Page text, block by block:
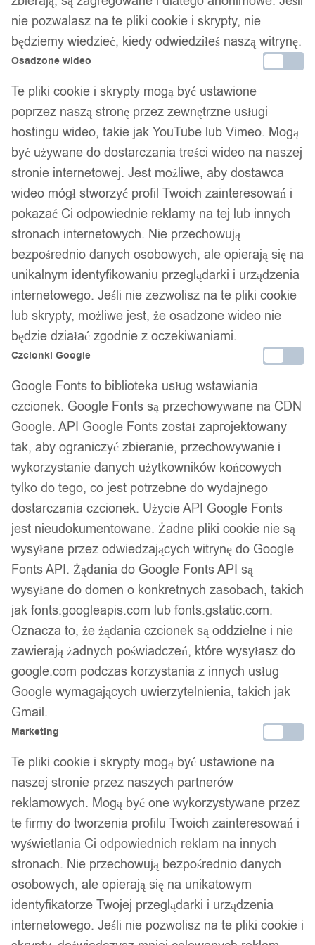
Dostawa w 24h
Zamówienia złożone do 14:00 wysyłamy tego samego dnia.
Dostawa w 24h
Zamówienia złożone do 14:00 wysyłamy tego samego dnia.
Kod produktu:F156H
Dostępny w magazynie - szybka dostawa
Dodaj do koszyka
Zamówienia złożone do 14:00 w dni robocze wysyłamy tego
samego dnia.
Bezpieczne płatności
14 dni na zwrot
Gwarancja producenta
Wsparcie w zakupie
Podobne produkty
Produkty, które mogą Cię zainteresować
Maska+3x filtr pm2.5 sylwester święta lgbt
tęczowa
Opis produktu
nie pozwalasz na te pliki cookie i skrypty, nie
będziemy wiedzieć, kiedy odwiedziłeś naszą witrynę.
Osadzone wideo
Te pliki cookie i skrypty mogą być ustawione
poprzez naszą stronę przez zewnętrzne usługi
hostingu wideo, takie jak YouTube lub Vimeo. Mogą
być używane do dostarczania treści wideo na naszej
stronie internetowej. Jest możliwe, aby dostawca
wideo mógł stworzyć profil Twoich zainteresowań i
pokazać Ci odpowiednie reklamy na tej lub innych
stronach internetowych. Nie przechowują
bezpośrednio danych osobowych, ale opierają się na
unikalnym identyfikowaniu przeglądarki i urządzenia
internetowego. Jeśli nie zezwolisz na te pliki cookie
lub skrypty, możliwe jest, że osadzone wideo nie
będzie działać zgodnie z oczekiwaniami.
Czcionki Google
Google Fonts to biblioteka usług wstawiania
czcionek. Google Fonts są przechowywane na CDN
Google. API Google Fonts został zaprojektowany
tak, aby ograniczyć zbieranie, przechowywanie i
wykorzystanie danych użytkowników końcowych
tylko do tego, co jest potrzebne do wydajnego
dostarczania czcionek. Użycie API Google Fonts
jest nieudokumentowane. Żadne pliki cookie nie są
wysyłane przez odwiedzających witrynę do Google
Fonts API. Żądania do Google Fonts API są
wysyłane do domen o konkretnych zasobach, takich
jak fonts.googleapis.com lub fonts.gstatic.com.
Oznacza to, że żądania czcionek są oddzielne i nie
zawierają żadnych poświadczeń, które wysyłasz do
google.com podczas korzystania z innych usług
Google wymagających uwierzytelnienia, takich jak
Gmail.
Marketing
Te pliki cookie i skrypty mogą być ustawione na
naszej stronie przez naszych partnerów
reklamowych. Mogą być one wykorzystywane przez
te firmy do tworzenia profilu Twoich zainteresowań i
wyświetlania Ci odpowiednich reklam na innych
stronach. Nie przechowują bezpośrednio danych
osobowych, ale opierają się na unikatowym
identyfikatorze Twojej przeglądarki i urządzenia
internetowego. Jeśli nie pozwolisz na te pliki cookie i